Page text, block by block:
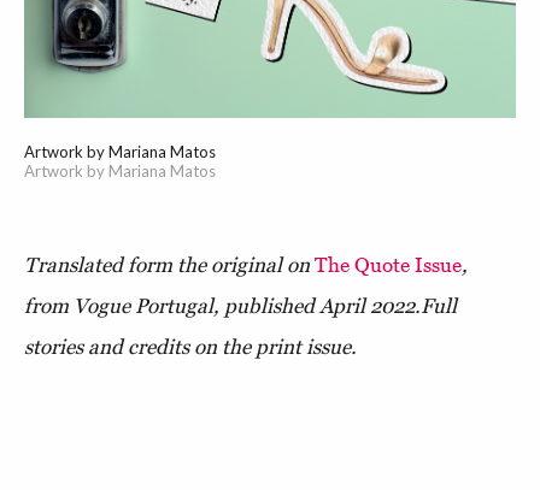
Artwork by Mariana Matos
Artwork by Mariana Matos
Translated form the original on The Quote Issue,
from Vogue Portugal, published April 2022.Full
stories and credits on the print issue.